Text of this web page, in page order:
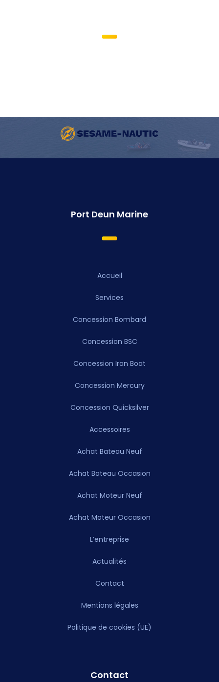
Port Deun Marine
Accueil
Services
Concession Bombard
Concession BSC
Concession Iron Boat
Concession Mercury
Concession Quicksilver
Accessoires
Achat Bateau Neuf
Achat Bateau Occasion
Achat Moteur Neuf
Achat Moteur Occasion
L’entreprise
Actualités
Contact
Mentions légales
Politique de cookies (UE)
Contact